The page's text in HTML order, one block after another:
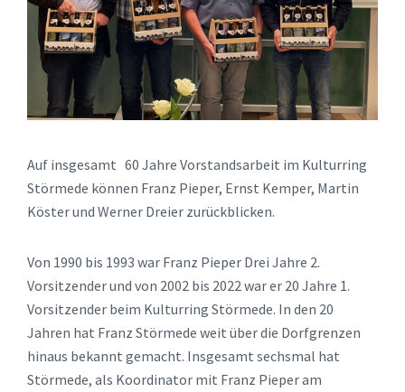
Auf insgesamt 60 Jahre Vorstandsarbeit im Kulturring
Störmede können Franz Pieper, Ernst Kemper, Martin
Köster und Werner Dreier zurückblicken.
Von 1990 bis 1993 war Franz Pieper Drei Jahre 2.
Vorsitzender und von 2002 bis 2022 war er 20 Jahre 1.
Vorsitzender beim Kulturring Störmede. In den 20
Jahren hat Franz Störmede weit über die Dorfgrenzen
hinaus bekannt gemacht. Insgesamt sechsmal hat
Störmede, als Koordinator mit Franz Pieper am